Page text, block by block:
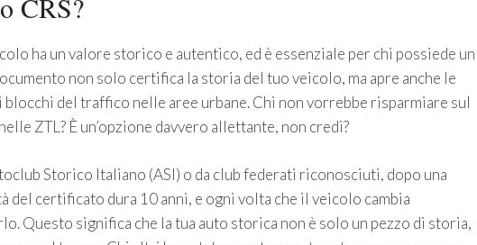
CRS?
ha un valore storico e autentico, ed è essenziale per chi possiede un
non solo certifica la storia del tuo veicolo, ma apre anche le
blocchi del traffico nelle aree urbane. Chi non vorrebbe risparmiare sul
ZTL? È un’opzione davvero allettante, non credi?
Storico Italiano (ASI) o da club federati riconosciuti, dopo una
del certificato dura 10 anni, e ogni volta che il veicolo cambia
Questo significa che la tua auto storica non è solo un pezzo di storia,